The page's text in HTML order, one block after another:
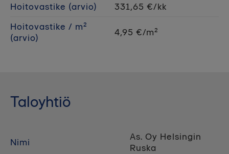
Hoitovastike (arvio)
331,65 €/kk
Hoitovastike / m²
(arvio)
4,95 €/m²
Taloyhtiö
Nimi
As. Oy Helsingin
Ruska